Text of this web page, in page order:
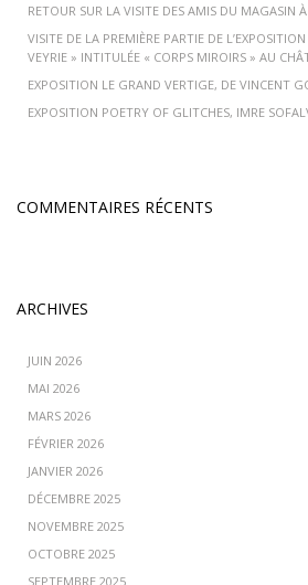
RETOUR SUR LA VISITE DES AMIS DU MAGASIN
VISITE DE LA PREMIÈRE PARTIE DE
VEYRIE » INTITULÉE « CORPS MIROIRS » AU
EXPOSITION LE GRAND VERTIGE, DE VINCENT
EXPOSITION POETRY OF GLITCHES, IMRE
COMMENTAIRES RÉCENTS
ARCHIVES
JUIN 2026
MAI 2026
MARS 2026
FÉVRIER 2026
JANVIER 2026
DÉCEMBRE 2025
NOVEMBRE 2025
OCTOBRE 2025
SEPTEMBRE 2025